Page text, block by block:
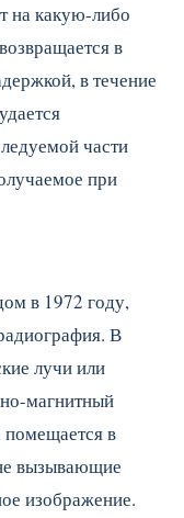
на какую-либо
в
в течение
части
при
в 1972 году,
В
лучи или
магнитный
в
вызывающие
изображение.